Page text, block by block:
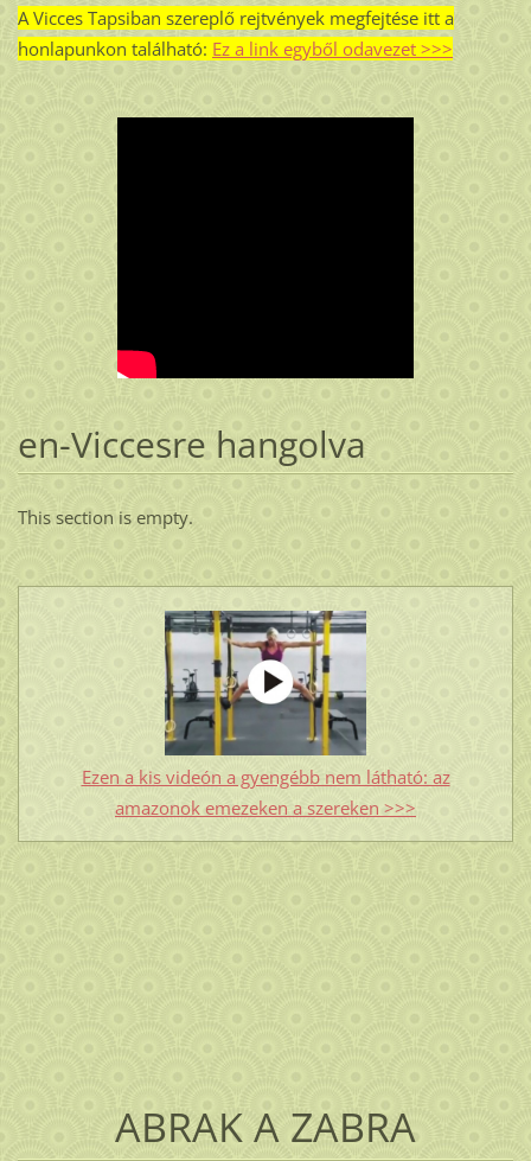
A Vicces Tapsiban szereplő rejtvények megfejtése itt a
honlapunkon található: Ez a link egyből odavezet >>>
en-Viccesre hangolva
This section is empty.
Ezen a kis videón a gyengébb nem látható: az
amazonok emezeken a szereken >>>
ABRAK A ZABRA